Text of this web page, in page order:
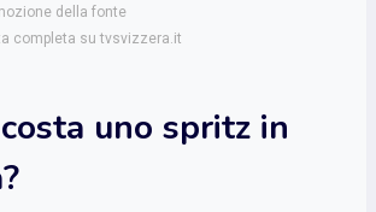
della fonte
completa su tvsvizzera.it
uno spritz in